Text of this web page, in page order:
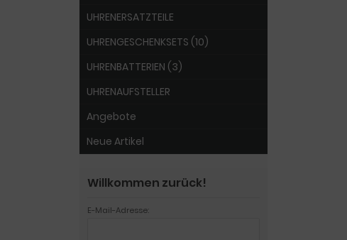
UHRENERSATZTEILE
UHRENGESCHENKSETS (10)
UHRENBATTERIEN (3)
UHRENAUFSTELLER
Angebote
Neue Artikel
Willkommen zurück!
E-Mail-Adresse: